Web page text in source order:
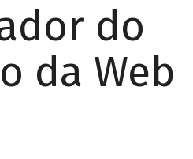
do
da Web